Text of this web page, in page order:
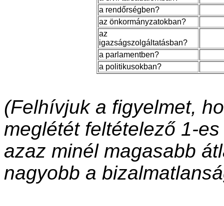
a rendőrségben?
az önkormányzatokban?
az
igazságszolgáltatásban?
a parlamentben?
a politikusokban?
(Felhívjuk a figyelmet,
meglétét feltételező 1-
azaz minél magasabb
nagyobb a